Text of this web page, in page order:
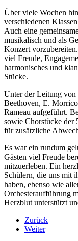
Über viele Wochen
verschiedenen
Auch eine
musikalisch und als
Konzert
viel Freude,
harmonisches und
Stücke.
Unter der Leitung
Beethoven, E.
Rameau aufgeführt.
sowie Chorstücke der
für zusätzliche
Es war ein rundum
Gästen viel Freude
mitzuerleben. Ein
Schülern, die uns mit
haben, ebenso wie
Orchesteraufführung
Herzblut unterstützt
Zurück
Weiter